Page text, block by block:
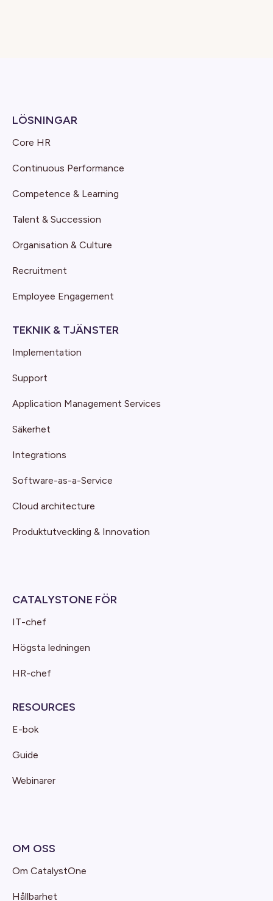
LÖSNINGAR
Core HR
Continuous Performance
Competence & Learning
Talent & Succession
Organisation & Culture
Recruitment
Employee Engagement
TEKNIK & TJÄNSTER
Implementation
Support
Application Management Services
Säkerhet
Integrations
Software-as-a-Service
Cloud architecture
Produktutveckling & Innovation
CATALYSTONE FÖR
IT-chef
Högsta ledningen
HR-chef
RESOURCES
E-bok
Guide
Webinarer
OM OSS
Om CatalystOne
Hållbarhet